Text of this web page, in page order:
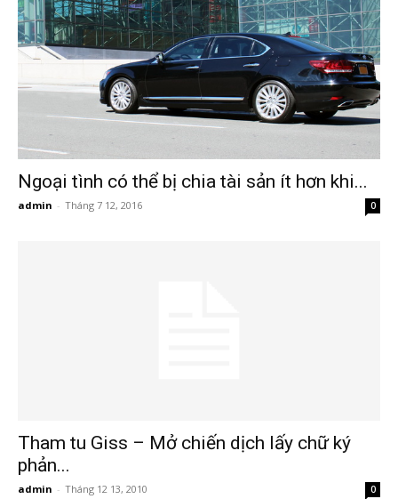
tham
phong,
Ngoại tình có thể bị chia tài sản ít hơn khi...
admin - Tháng 7 12, 2016 0
Tham tu Giss – Mở chiến dịch lấy chữ ký
phản...
admin - Tháng 12 13, 2010 0